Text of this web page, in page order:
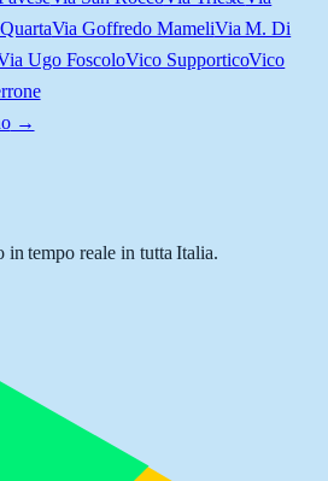
Via Goffredo MameliVia M. Di
Ugo FoscoloVico SupporticoVico
→
in tempo reale in tutta Italia.